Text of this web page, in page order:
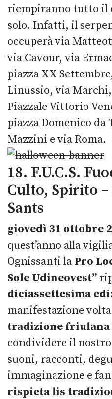
riempiranno tutto il
solo. Infatti, il
occuperà via
via Cavour, via
piazza XX
Linussio, via
Piazzale Vittorio
piazza Domenico da
Mazzini e via Roma.
18. F.U.C.S.
Culto, Spirito –
Sants
giovedì 31 ottobre
quest’anno alla
Ognissanti la Pro
Sole Udineovest”
diciassettesima
manifestazione
tradizione friulana
condividere il nostro
suoni, racconti,
immaginazione e
rispieta lis